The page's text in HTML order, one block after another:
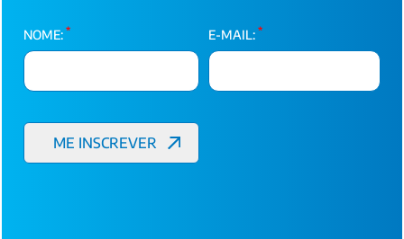
NOME: * E-MAIL: *